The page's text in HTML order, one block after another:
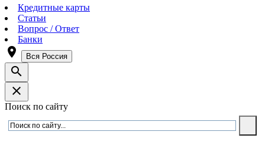
Кредитные карты
Статьи
Вопрос / Ответ
Банки
room Вся Россия
search
close
Поиск по сайту